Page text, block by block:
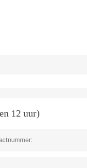
12 uur)